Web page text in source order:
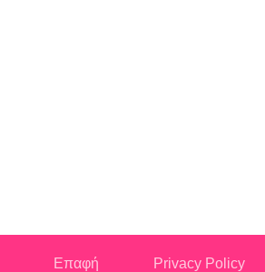
Επαφή Privacy Policy